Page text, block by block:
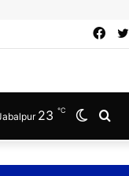
for
Switch
skin
23 ℃